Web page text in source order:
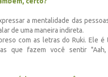
a mentalidade das
de uma maneira indireta.
com as letras do Ruki. Ele é
que fazem você sentir